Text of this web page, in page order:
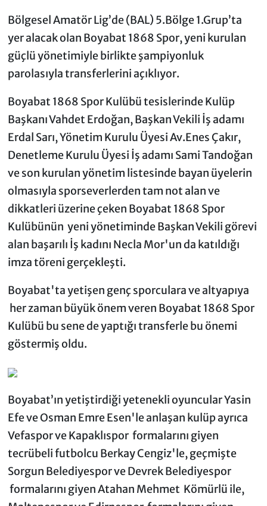
Bölgesel Amatör Lig’de (BAL) 5.Bölge 1.Grup’ta
yer alacak olan Boyabat 1868 Spor, yeni kurulan
güçlü yönetimiyle birlikte şampiyonluk
parolasıyla transferlerini açıklıyor.
Boyabat 1868 Spor Kulübü tesislerinde Kulüp
Başkanı Vahdet Erdoğan, Başkan Vekili İş adamı
Erdal Sarı, Yönetim Kurulu Üyesi Av.Enes Çakır,
Denetleme Kurulu Üyesi İş adamı Sami Tandoğan
ve son kurulan yönetim listesinde bayan üyelerin
olmasıyla sporseverlerden tam not alan ve
dikkatleri üzerine çeken Boyabat 1868 Spor
Kulübünün yeni yönetiminde Başkan Vekili görevi
alan başarılı İş kadını Necla Mor'un da katıldığı
imza töreni gerçekleşti.
Boyabat'ta yetişen genç sporculara ve altyapıya
her zaman büyük önem veren Boyabat 1868 Spor
Kulübü bu sene de yaptığı transferle bu önemi
göstermiş oldu.
Boyabat’ın yetiştirdiği yetenekli oyuncular Yasin
Efe ve Osman Emre Esen'le anlaşan kulüp ayrıca
Vefaspor ve Kapaklıspor formalarını giyen
tecrübeli futbolcu Berkay Cengiz'le, geçmişte
Sorgun Belediyespor ve Devrek Belediyespor
formalarını giyen Atahan Mehmet Kömürlü ile,